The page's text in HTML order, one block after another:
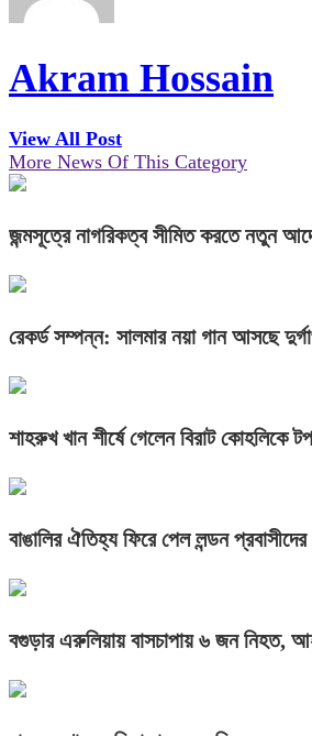
Akram Hossain
View All Post
More News Of This Category
জন্মসূত্রে নাগরিকত্ব সীমিত করতে নতুন
রেকর্ড সম্পন্ন: সালমার নয়া গান আসছে
শাহরুখ খান শীর্ষে গেলেন বিরাট কোহলিকে
বাঙালির ঐতিহ্য ফিরে পেল লন্ডন
বগুড়ার এরুলিয়ায় বাসচাপায় ৬ জন নিহত,